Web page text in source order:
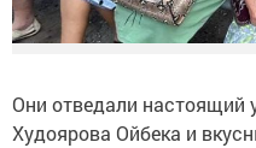
Они отведали настоящий
Худоярова Ойбека и